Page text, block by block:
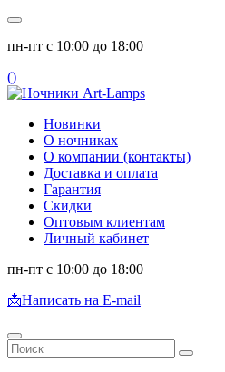
пн-пт с 10:00 до 18:00
()
Новинки
О ночниках
О компании (контакты)
Доставка и оплата
Гарантия
Скидки
Оптовым клиентам
Личный кабинет
пн-пт с 10:00 до 18:00
📩Написать на E-mail